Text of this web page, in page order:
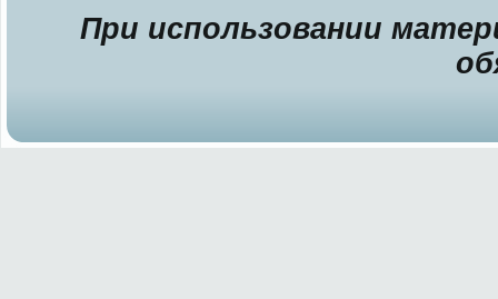
При использовании